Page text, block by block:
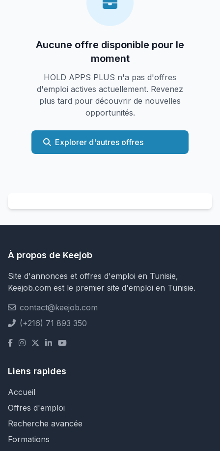
Aucune offre disponible pour le
moment
HOLD APPS PLUS n'a pas d'offres
d'emploi actives actuellement. Revenez
plus tard pour découvrir de nouvelles
opportunités.
Explorer d'autres offres
À propos de Keejob
Site d'annonces et offres d'emploi en Tunisie,
Keejob.com est le premier site d'emploi en Tunisie.
contact@keejob.com
(+216) 71 893 350
Liens rapides
Accueil
Offres d'emploi
Recherche avancée
Formations